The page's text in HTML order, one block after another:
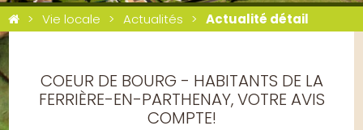
Vie locale Actualités Actualité détail
COEUR DE BOURG - HABITANTS DE LA
FERRIÈRE-EN-PARTHENAY, VOTRE AVIS
COMPTE!